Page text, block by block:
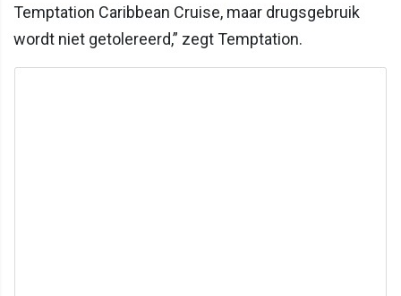
Temptation Caribbean Cruise, maar drugsgebruik
wordt niet getolereerd,” zegt Temptation.